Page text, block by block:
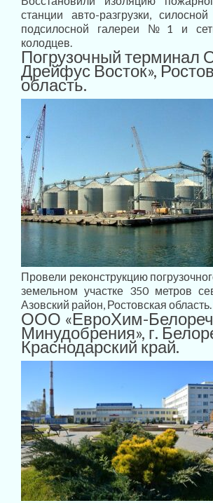
станции авто-разгрузки,
подсилосной галереи №1 и
колодцев.
Погрузочный терминал
Дрейфус Восток»,
область.
Провели реконструкцию
земельном участке 350 метров
Азовский район, Ростовская область.
ООО «ЕвроХим-
Минудобрения», г.
Краснодарский край.